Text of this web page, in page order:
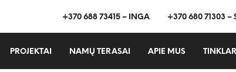
+370 688 73415 – INGA +370 680 71303 –
PROJEKTAI NAMŲ TERASAI APIE MUS